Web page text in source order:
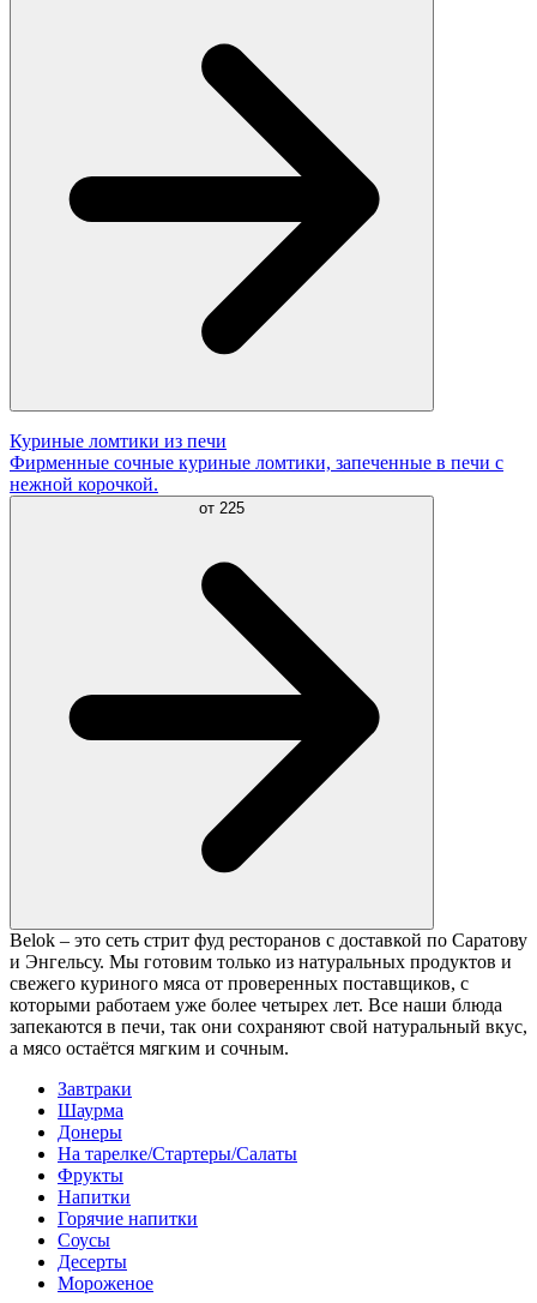
Куриные ломтики из печи
Фирменные сочные куриные ломтики, запеченные в печи с
нежной корочкой.
от 225
Belok – это сеть стрит фуд ресторанов с доставкой по Саратову
и Энгельсу. Мы готовим только из натуральных продуктов и
свежего куриного мяса от проверенных поставщиков, с
которыми работаем уже более четырех лет. Все наши блюда
запекаются в печи, так они сохраняют свой натуральный вкус,
а мясо остаётся мягким и сочным.
Завтраки
Шаурма
Донеры
На тарелке/Стартеры/Салаты
Фрукты
Напитки
Горячие напитки
Соусы
Десерты
Мороженое